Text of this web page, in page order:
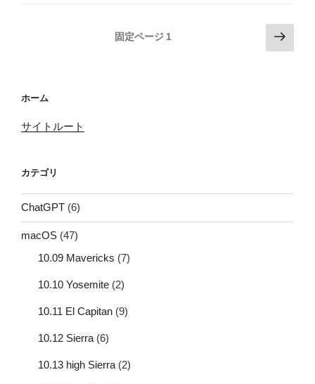
ペ
ジ
り
固定ページ 1
次
の
ホーム
サイトルート
カテゴリ
ChatGPT (6)
macOS (47)
10.09 Mavericks (7)
10.10 Yosemite (2)
10.11 El Capitan (9)
10.12 Sierra (6)
10.13 high Sierra (2)